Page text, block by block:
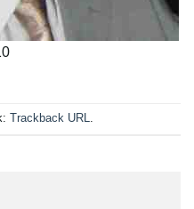
Trackback URL.